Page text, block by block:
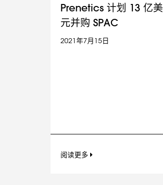
Prenetics 计划 13 亿美
元并购 SPAC
2021年7月15日
阅读更多